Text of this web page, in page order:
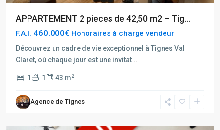
APPARTEMENT 2 pieces de 42,50 m2 – Tig...
F.A.I. 460.000€ Honoraires à charge vendeur
Découvrez un cadre de vie exceptionnel à Tignes Val
Claret, où chaque jour est une invitat ...
1 1 43 m2
Agence de Tignes
Val
Claret
Grande